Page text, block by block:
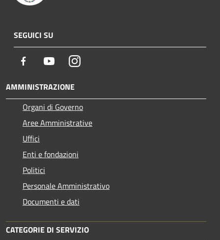
SEGUICI SU
Facebook YoutubeInstagram
AMMINISTRAZIONE
Organi di Governo
Aree Amministrative
Uffici
Enti e fondazioni
Politici
Personale Amministrativo
Documenti e dati
CATEGORIE DI SERVIZIO